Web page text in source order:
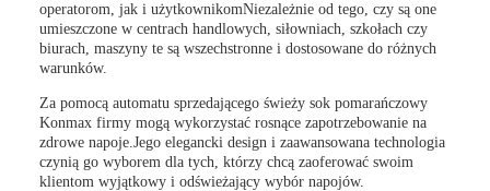
operatorom, jak i użytkownikomNiezależnie od tego, czy są one
umieszczone w centrach handlowych, siłowniach, szkołach czy
biurach, maszyny te są wszechstronne i dostosowane do różnych
warunków.
Za pomocą automatu sprzedającego świeży sok pomarańczowy
Konmax firmy mogą wykorzystać rosnące zapotrzebowanie na
zdrowe napoje.Jego elegancki design i zaawansowana technologia
czynią go wyborem dla tych, którzy chcą zaoferować swoim
klientom wyjątkowy i odświeżający wybór napojów.